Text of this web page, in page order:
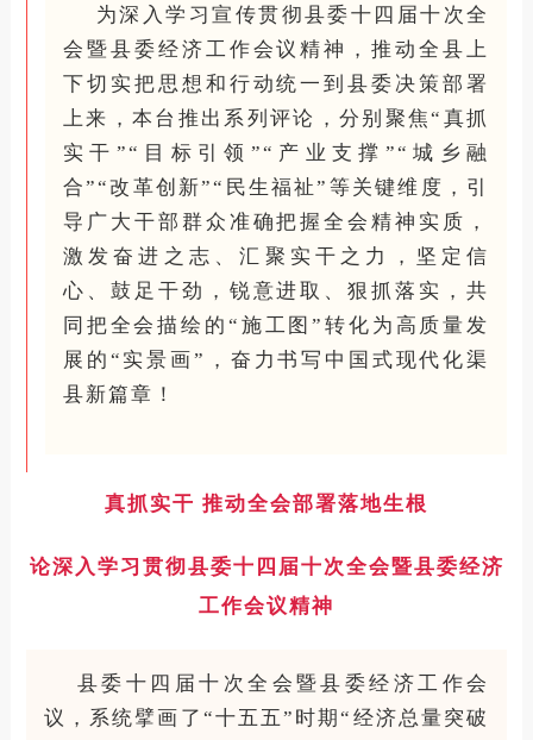
为深入学习宣传贯彻县委十四届十次全
会暨县委经济工作会议精神，推动全县上
下切实把思想和行动统一到县委决策部署
上来，本 台 推出系列评论 ，分别聚焦“真抓
实干”“目标引领”“产业支撑”“城乡融
合”“改革创新”“民生福祉”等关键维度，引
导广大干部群众准确把握全会精神实质，
激发奋进之志、汇聚实干之力，坚定信
心、鼓足干劲，锐意进取、狠抓落实，共
同把全会描绘的“施工图”转化为高质量发
展的“实景画”，奋力书写中国式现代化渠
县新篇章！
真抓实干 推动全会部署落地生根
论深入学习贯彻县委十四届十次全会暨县委经济
工作会议精神
县委十四届十次全会暨县委经济工作会
议，系统擘画了 “十五五”时期“经济总量突破